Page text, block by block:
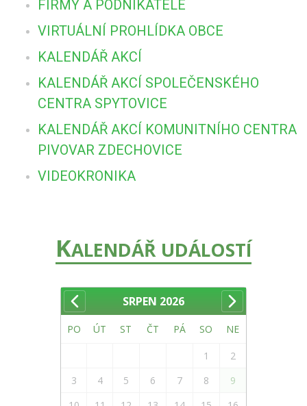
FIRMY A PODNIKATELÉ
VIRTUÁLNÍ PROHLÍDKA OBCE
KALENDÁŘ AKCÍ
KALENDÁŘ AKCÍ SPOLEČENSKÉHO
CENTRA SPYTOVICE
KALENDÁŘ AKCÍ KOMUNITNÍHO CENTRA
PIVOVAR ZDECHOVICE
VIDEOKRONIKA
KALENDÁŘ UDÁLOSTÍ
SRPEN 2026
PO ÚT ST ČT PÁ SO NE
1
2
3
4 5 6 7 8
9